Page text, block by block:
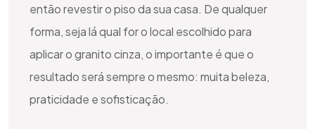
então revestir o piso da sua casa. De qualquer
forma, seja lá qual for o local escolhido para
aplicar o granito cinza, o importante é que o
resultado será sempre o mesmo: muita beleza,
praticidade e sofisticação.